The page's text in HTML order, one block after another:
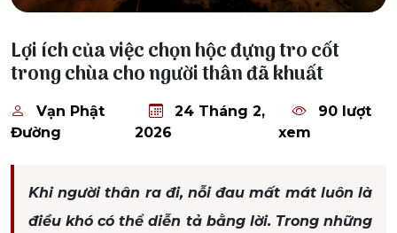
Lợi ích của việc chọn hộc đựng tro cốt
trong chùa cho người thân đã khuất
Vạn Phật
Đường
24 Tháng 2,
2026
90 lượt
xem
Khi người thân ra đi, nỗi đau mất mát luôn là
điều khó có thể diễn tả bằng lời. Trong những